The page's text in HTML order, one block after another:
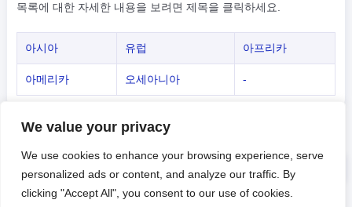
We value your privacy
We use cookies to enhance your browsing experience, serve
personalized ads or content, and analyze our traffic. By
clicking "Accept All", you consent to our use of cookies.
목록에 대한 자세한 내용을 보려면 제목을 클릭하세요.
아시아 유럽 아프리카
아메리카 오세아니아 -